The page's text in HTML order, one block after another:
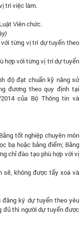
trí việc làm.
Viên chức.
từng vị trí dự tuyển theo
hợp với từng vị trí dự tuyển
độ đạt chuẩn kỹ năng sử
đương theo quy định tại
của Bộ Thông tin và
tốt nghiệp chuyên môn
bạ hoặc bảng điểm; Bằng
chỉ đào tạo phù hợp với vị
sẽ, không được tẩy xoá và
ký dự tuyển theo yêu
đủ thì người dự tuyển được